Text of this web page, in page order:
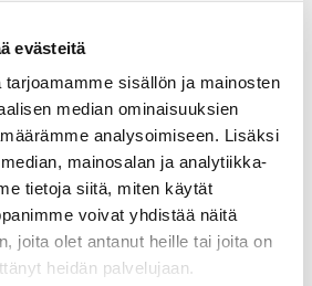
evästeitä
sisällön ja mainosten
median ominaisuuksien
analysoimiseen. Lisäksi
mainosalan ja analytiikka-
tietoja siitä, miten käytät
voivat yhdistää näitä
joita olet antanut heille tai joita on
heidän palvelujaan.
€